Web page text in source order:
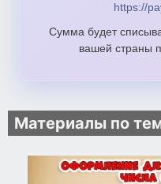
https://
Сумма будет
вашей страны
Материалы по